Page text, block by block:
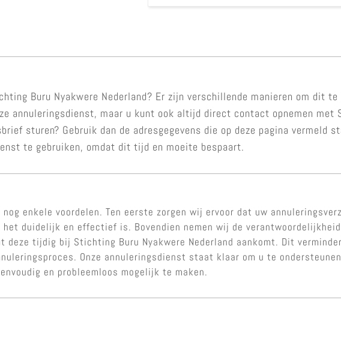
Buru Nyakwere Nederland? Er zijn verschillende manieren om dit te
annuleringsdienst, maar u kunt ook altijd direct contact opnemen met
sturen? Gebruik dan de adresgegevens die op deze pagina vermeld
te gebruiken, omdat dit tijd en moeite bespaart.
enkele voordelen. Ten eerste zorgen wij ervoor dat uw
duidelijk en effectief is. Bovendien nemen wij de
deze tijdig bij Stichting Buru Nyakwere Nederland aankomt. Dit
Onze annuleringsdienst staat klaar om u te
en probleemloos mogelijk te maken.